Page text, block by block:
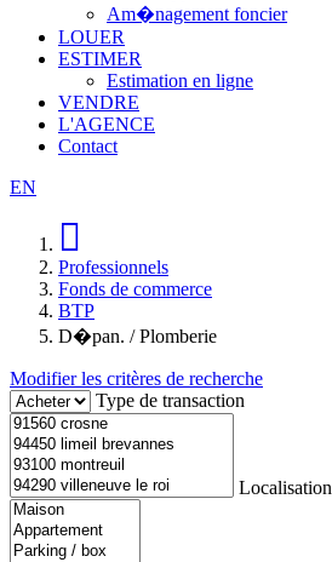
Am�nagement foncier
LOUER
ESTIMER
Estimation en ligne
VENDRE
L'AGENCE
Contact
EN
Professionnels
Fonds de commerce
BTP
D�pan. / Plomberie
Modifier les critères de recherche
Type de transaction
Localisation